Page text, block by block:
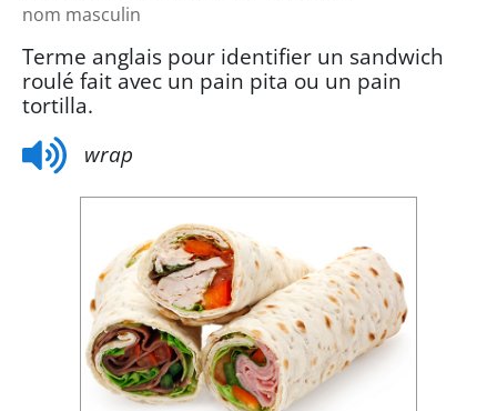
nom masculin
Terme anglais pour identifier un sandwich
roulé fait avec un pain pita ou un pain
tortilla.
wrap